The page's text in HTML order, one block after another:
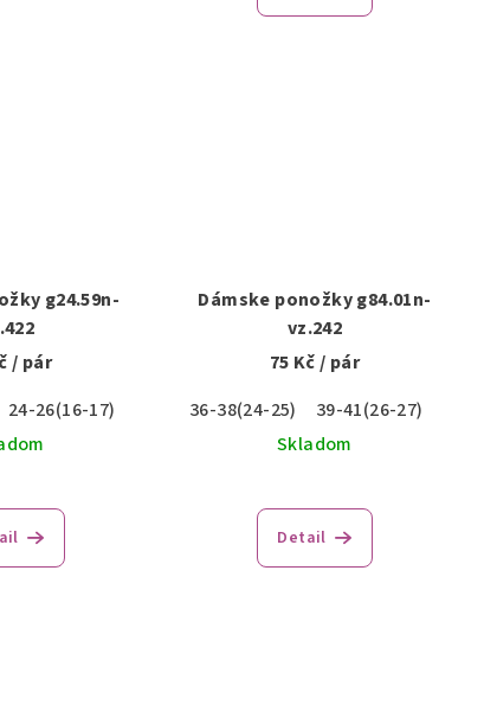
g24.59n-
/ pár
24-26(16-17)
Dámske ponožky g84.01n-
vz.242
75 Kč/ pár
36-38(24-25)
39-41(26-27)
Skladom
Detail